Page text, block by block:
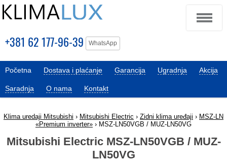
+381 62 177-96-39 WhatsApp
Početna Dostava i plaćanje Garancija Ugradnja Akcija
Saradnja O nama Kontakt
Klima uredaji Mitsubishi › Mitsubishi Electric › Zidni klima uređaji › MSZ-LN
«Premium inverter» › MSZ-LN50VGB / MUZ-LN50VG
Mitsubishi Electric MSZ-LN50VGB / MUZ-
LN50VG